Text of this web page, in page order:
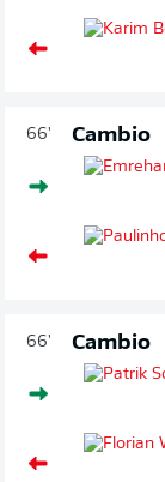
66' Cambio
66' Cambio